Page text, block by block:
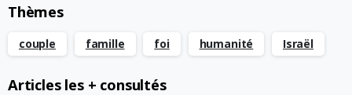
Thèmes
couple famille foi humanité Israël
Articles les + consultés